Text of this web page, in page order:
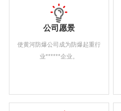
公司愿景
使黄河防爆公司成为防爆起重行
业******企业。